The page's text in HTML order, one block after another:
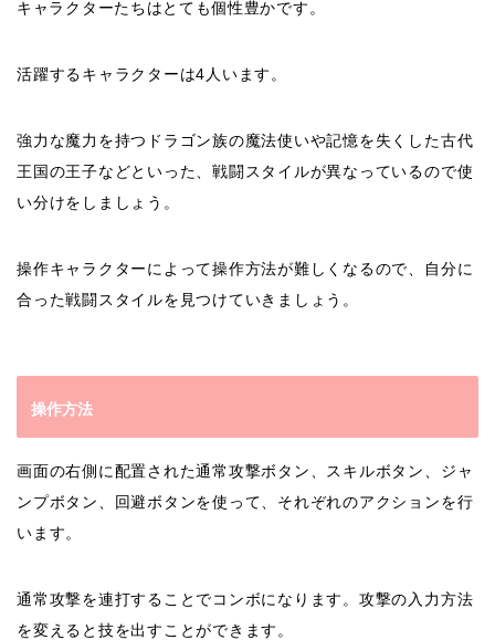
キャラクターたちはとても個性豊かです。
活躍するキャラクターは4人います。
強力な魔力を持つドラゴン族の魔法使いや記憶を失くした古代
王国の王子などといった、戦闘スタイルが異なっているので使
い分けをしましょう。
操作キャラクターによって操作方法が難しくなるので、自分に
合った戦闘スタイルを見つけていきましょう。
操作方法
画面の右側に配置された通常攻撃ボタン、スキルボタン、ジャ
ンプボタン、回避ボタンを使って、それぞれのアクションを行
います。
通常攻撃を連打することでコンボになります。攻撃の入力方法
を変えると技を出すことができます。